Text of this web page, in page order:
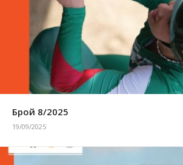
Брой 8/2025
19/09/2025